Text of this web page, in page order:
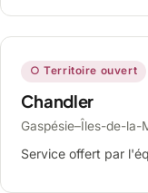
○ Territoire ouvert
Chandler
Gaspésie–Îles-de-la-
Service offert par